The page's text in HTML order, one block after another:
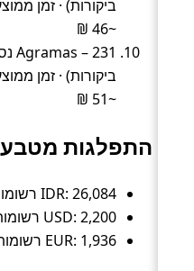
~46 ₪
~51 ₪
התפלגות
IDR: 26,084 רשומות (כ־86%).
USD: 2,200 רשומות (כ־7%).
EUR: 1,936 רשומות (כ־6%).